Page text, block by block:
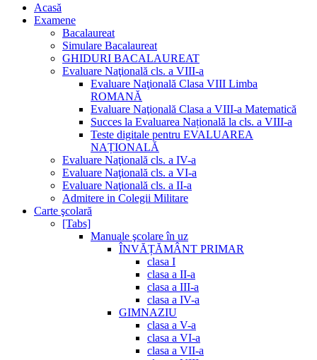
Acasă
Examene
Bacalaureat
Simulare Bacalaureat
GHIDURI BACALAUREAT
Evaluare Naţională cls. a VIII-a
Evaluare Naţională Clasa VIII Limba
ROMANĂ
Evaluare Naţională Clasa a VIII-a Matematică
Succes la Evaluarea Națională la cls. a VIII-a
Teste digitale pentru EVALUAREA
NAȚIONALĂ
Evaluare Naţională cls. a IV-a
Evaluare Naţională cls. a VI-a
Evaluare Naţională cls. a II-a
Admitere in Colegii Militare
Carte şcolară
[Tabs]
Manuale şcolare în uz
ÎNVĂȚĂMÂNT PRIMAR
clasa I
clasa a II-a
clasa a III-a
clasa a IV-a
GIMNAZIU
clasa a V-a
clasa a VI-a
clasa a VII-a